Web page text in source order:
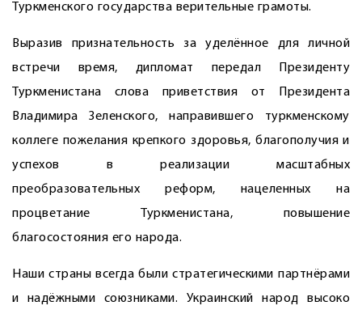
Туркменского государства верительные грамоты.
Выразив признательность за уделённое для личной
встречи время, дипломат передал Президенту
Туркменистана слова приветствия от Президента
Владимира Зеленского, направившего туркменскому
коллеге пожелания крепкого здоровья, благополучия и
успехов в реализации масштабных
преобразовательных реформ, нацеленных на
процветание Туркменистана, повышение
благосостояния его народа.
Наши страны всегда были стратегическими партнёрами
и надёжными союзниками. Украинский народ высоко